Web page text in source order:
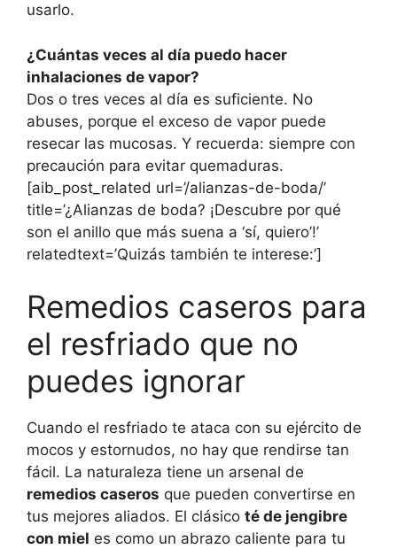
usarlo.
¿Cuántas veces al día puedo hacer
inhalaciones de vapor?
Dos o tres veces al día es suficiente. No
abuses, porque el exceso de vapor puede
resecar las mucosas. Y recuerda: siempre con
precaución para evitar quemaduras.
[aib_post_related url=’/alianzas-de-boda/’
title=’¿Alianzas de boda? ¡Descubre por qué
son el anillo que más suena a ‘sí, quiero’!’
relatedtext=’Quizás también te interese:’]
Remedios caseros para
el resfriado que no
puedes ignorar
Cuando el resfriado te ataca con su ejército de
mocos y estornudos, no hay que rendirse tan
fácil. La naturaleza tiene un arsenal de
remedios caseros que pueden convertirse en
tus mejores aliados. El clásico té de jengibre
con miel es como un abrazo caliente para tu